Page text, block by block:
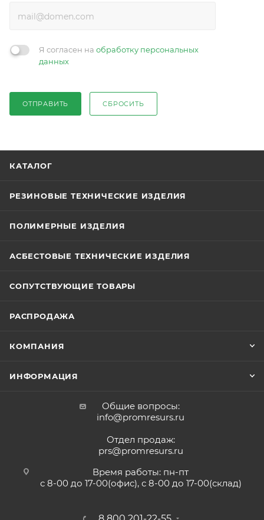
Я согласен на обработку персональных
данных
ОТПРАВИТЬ СБРОСИТЬ
КАТАЛОГ
РЕЗИНОВЫЕ ТЕХНИЧЕСКИЕ ИЗДЕЛИЯ
ПОЛИМЕРНЫЕ ИЗДЕЛИЯ
АСБЕСТОВЫЕ ТЕХНИЧЕСКИЕ ИЗДЕЛИЯ
СОПУТСТВУЮЩИЕ ТОВАРЫ
РАСПРОДАЖА
КОМПАНИЯ
ИНФОРМАЦИЯ
Общие вопросы:
info@promresurs.ru
Отдел продаж:
prs@promresurs.ru
Время работы: пн-пт
с 8-00 до 17-00(офис), с 8-00 до 17-00(склад)